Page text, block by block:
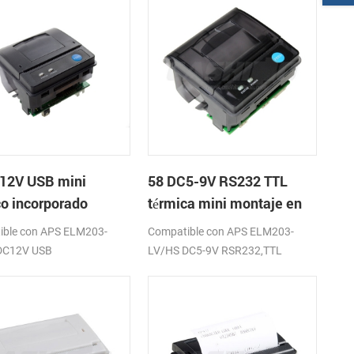
USB mini
incorporado
de recibos
con APS ELM203-
USB
58 DC5-9V RS232 TTL
térmica mini montaje en
panel de la impresora de
recibos
Compatible con APS ELM203-
LV/HS DC5-9V RSR232,TTL